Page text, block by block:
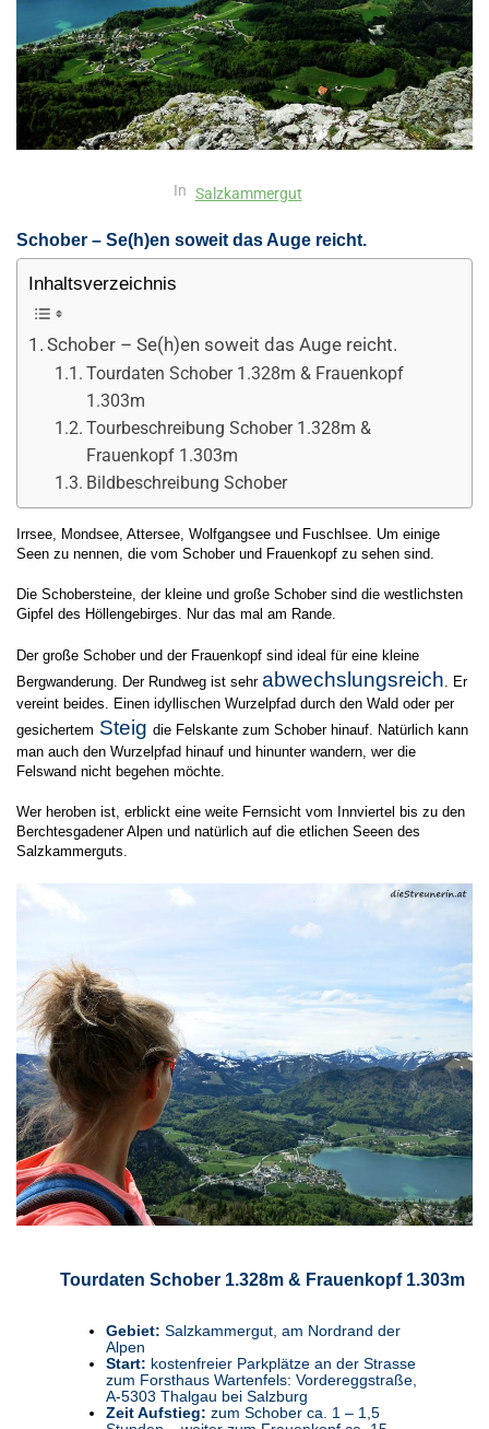
In Salzkammergut
Schober – Se(h)en soweit das Auge reicht.
Inhaltsverzeichnis
Schober – Se(h)en soweit das Auge reicht.
Tourdaten Schober 1.328m & Frauenkopf
1.303m
Tourbeschreibung Schober 1.328m &
Frauenkopf 1.303m
Bildbeschreibung Schober
Irrsee, Mondsee, Attersee, Wolfgangsee und Fuschlsee. Um einige
Seen zu nennen, die vom Schober und Frauenkopf zu sehen sind.
Die Schobersteine, der kleine und große Schober sind die westlichsten
Gipfel des Höllengebirges. Nur das mal am Rande.
Der große Schober und der Frauenkopf sind ideal für eine kleine
Bergwanderung. Der Rundweg ist sehr abwechslungsreich . Er
vereint beides. Einen idyllischen Wurzelpfad durch den Wald oder per
gesichertem Steig die Felskante zum Schober hinauf. Natürlich kann
man auch den Wurzelpfad hinauf und hinunter wandern, wer die
Felswand nicht begehen möchte.
Wer heroben ist, erblickt eine weite Fernsicht vom Innviertel bis zu den
Berchtesgadener Alpen und natürlich auf die etlichen Seeen des
Salzkammerguts.
Tourdaten Schober 1.328m & Frauenkopf 1.303m
Gebiet: Salzkammergut, am Nordrand der
Alpen
Start: kostenfreier Parkplätze an der Strasse
zum Forsthaus Wartenfels: Vordereggstraße,
A-5303 Thalgau bei Salzburg
Zeit Aufstieg: zum Schober ca. 1 – 1,5